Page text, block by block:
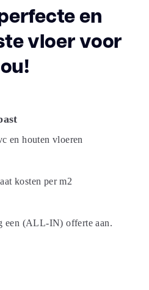
jaar woongebruik, 10 jaar
en
vloer voor
en houten vloeren
kosten per m2
een (ALL-IN) offerte aan.